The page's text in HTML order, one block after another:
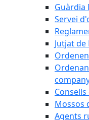
Guàrdia
Servei
Jutjat de
Mossos
Agents